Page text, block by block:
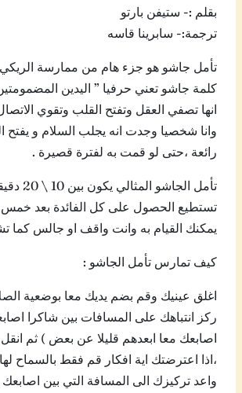
بقلم :- ستيفن بارتو
ترجمة:- سابرينا قاسه
تأمل جاشو هو جزء هام من ممارسة
كلمة جاشو تعني حرفيا ” اليدين
انها تصفي العقل وتفتح القلب وتقوي
وانا شخصيا وجدت انه يجلب السلام و يفتح
رائعة ،حتى لو قمت به لفترة قصيرة .
تأمل الجاشو
تستطيع الحصول على كل الفائدة بعد
يمكنك القيام به وانت واقف او جالس كما
كيف تمارس تأمل الجاشو :
اغلق عينيك وقم بضم يديك معا بوضعية
ركز انتباهك على المسافات بين شاكرا
اصابعك معا ابعدهم قليلا عن بعض ) ثم انقل
،اذا اعترضتك اية افكار قم فقط بالسماح
واعد تركيزك الى المسافة التي بين